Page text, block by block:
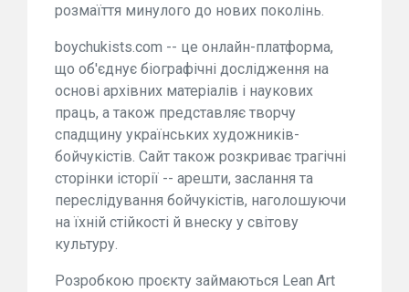
розмаїття минулого до нових поколінь.
boychukists.com -- це онлайн-платформа,
що об'єднує біографічні дослідження на
основі архівних матеріалів і наукових
праць, а також представляє творчу
спадщину українських художників-
бойчукістів. Сайт також розкриває трагічні
сторінки історії -- арешти, заслання та
переслідування бойчукістів, наголошуючи
на їхній стійкості й внеску у світову
культуру.
Розробкою проєкту займаються Lean Art